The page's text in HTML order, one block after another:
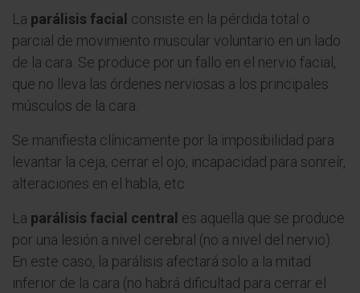
La parálisis facial consiste en la pérdida total o
parcial de movimiento muscular voluntario en un lado
de la cara. Se produce por un fallo en el nervio facial,
que no lleva las órdenes nerviosas a los principales
músculos de la cara.
Se manifiesta clínicamente por la imposibilidad para
levantar la ceja, cerrar el ojo, incapacidad para sonreír,
alteraciones en el habla, etc.
La parálisis facial central es aquella que se produce
por una lesión a nivel cerebral (no a nivel del nervio).
En este caso, la parálisis afectará solo a la mitad
inferior de la cara (no habrá dificultad para cerrar el